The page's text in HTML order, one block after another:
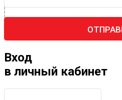
Вход
в личный кабинет